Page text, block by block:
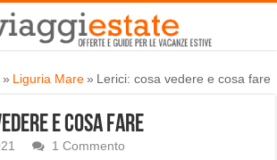
» Liguria Mare » Lerici: cosa vedere e cosa fare
e cosa fare
1 Commento